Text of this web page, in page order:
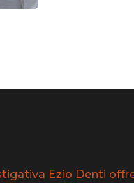
Ezio Denti